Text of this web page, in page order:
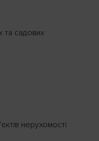
та садових
нерухомості